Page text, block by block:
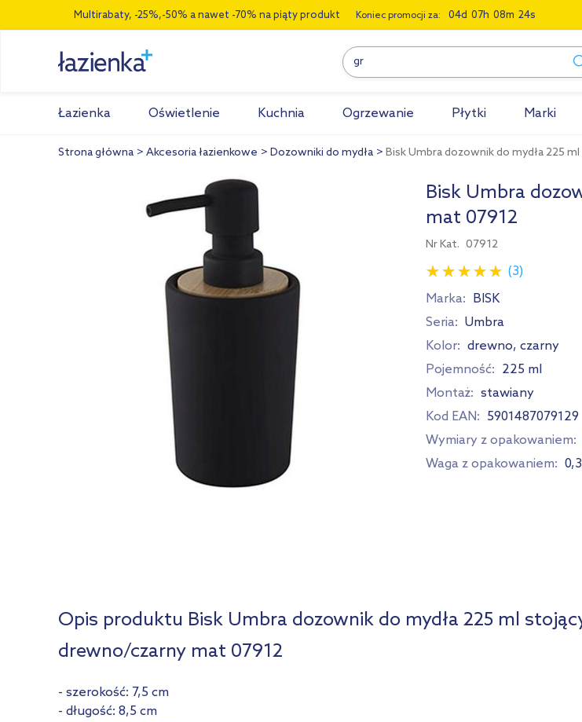
Multirabaty, -25%,-50% a nawet -70% na piąty produkt Koniec promocji za: 04 07 08 23
Łazienka Oświetlenie Kuchnia Ogrzewanie Płytki Marki
Strona główna Akcesoria łazienkowe Dozowniki do mydła Bisk Umbra dozownik do mydła 225
Bisk Umbra
mat 07912
Nr Kat. 07912
(3)
Marka: BISK
Seria: Umbra
Kolor: drewno, czarny
Pojemność: 225 ml
Montaż: stawiany
Kod EAN: 5901487079129
Wymiary z opakowaniem:
Waga z opakowaniem:
Opis produktu Bisk Umbra dozownik do mydła 225 ml
drewno/czarny mat 07912
- szerokość: 7,5 cm
- długość: 8,5 cm